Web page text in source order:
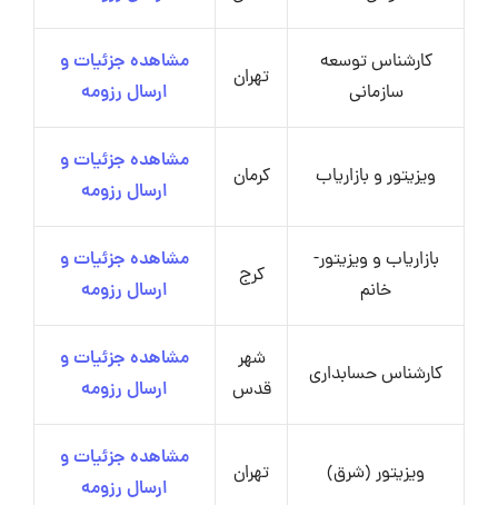
کارشناس توسعه
سازمانی
تهران
مشاهده جزئیات و
ارسال رزومه
ویزیتور و بازاریاب کرمان
مشاهده جزئیات و
ارسال رزومه
بازاریاب و ویزیتور-
خانم
کرج
مشاهده جزئیات و
ارسال رزومه
کارشناس حسابداری
شهر
قدس
مشاهده جزئیات و
ارسال رزومه
ویزیتور (شرق) تهران
مشاهده جزئیات و
ارسال رزومه